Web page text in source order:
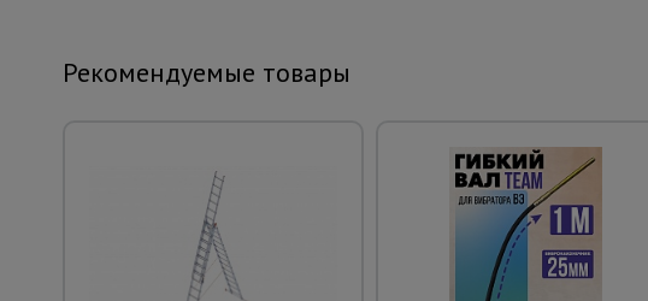
Рекомендуемые товары